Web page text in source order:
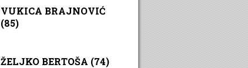
VUKICA BRAJNOVIĆ
(85)
ŽELJKO BERTOŠA (74)